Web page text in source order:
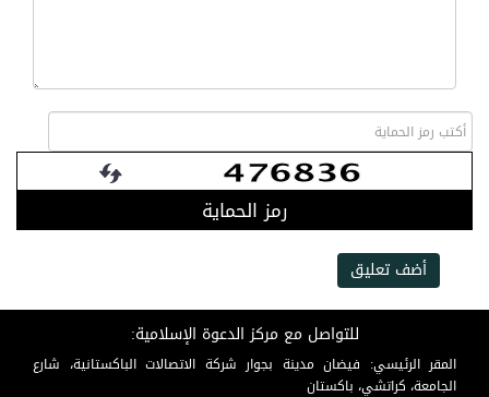
رمز الحماية
أضف تعليق
للتواصل مع مركز الدعوة الإسلامية:
المقر الرئيسي: فيضان مدينة بجوار شركة الاتصالات الباكستانية، شارع
الجامعة، كراتشي، باكستان